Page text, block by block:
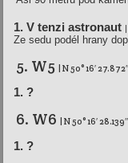
1. V tenzi astronaut
Ze sedu podél hrany
5. W5 | N 50° 16′
1. ?
6. W6 | N 50° 16′
1. ?